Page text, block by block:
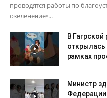
проводятся работы по
озеленение•...
В
открылась
рамках
Министр